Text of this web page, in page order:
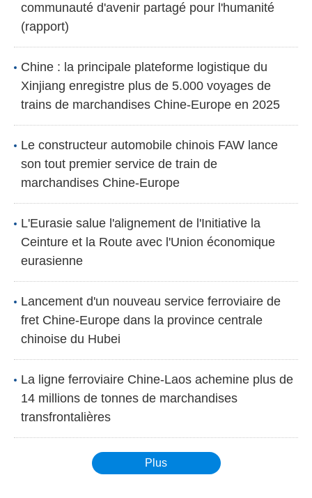
communauté d'avenir partagé pour l'humanité
(rapport)
Chine : la principale plateforme logistique du
Xinjiang enregistre plus de 5.000 voyages de
trains de marchandises Chine-Europe en 2025
Le constructeur automobile chinois FAW lance
son tout premier service de train de
marchandises Chine-Europe
L'Eurasie salue l'alignement de l'Initiative la
Ceinture et la Route avec l'Union économique
eurasienne
Lancement d'un nouveau service ferroviaire de
fret Chine-Europe dans la province centrale
chinoise du Hubei
La ligne ferroviaire Chine-Laos achemine plus de
14 millions de tonnes de marchandises
transfrontalières
Plus